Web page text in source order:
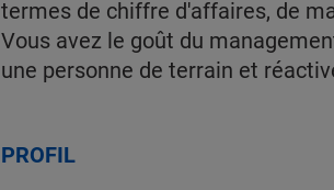
termes de chiffre d'affaires, de
Vous avez le goût du
une personne de terrain et
PROFIL